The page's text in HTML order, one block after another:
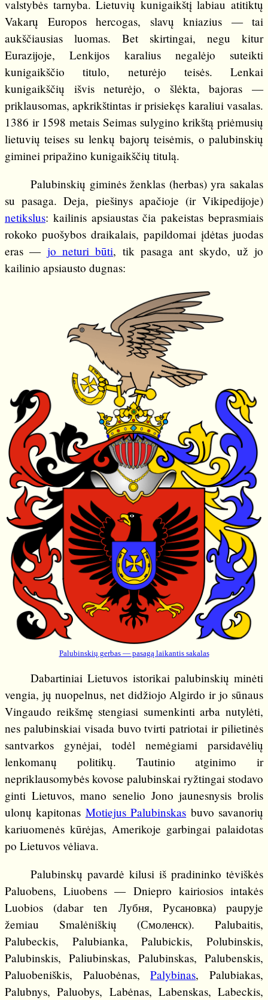
valstybės tarnyba. Lietuvių kunigaikštį labiau atitiktų
Vakarų Europos hercogas, slavų kniazius — tai
aukščiausias luomas. Bet skirtingai, negu kitur
Eurazijoje, Lenkijos karalius negalėjo suteikti
kunigaikščio titulo, neturėjo teisės. Lenkai
kunigaikščių išvis neturėjo, o šlėkta, bajoras —
priklausomas, apkrikštintas ir prisiekęs karaliui vasalas.
1386 ir 1598 metais Seimas sulygino krikštą priėmusių
lietuvių teises su lenkų bajorų teisėmis, o palubinskių
giminei pripažino kunigaikščių titulą.
Palubinskių giminės ženklas (herbas) yra sakalas
su pasaga. Deja, piešinys apačioje (ir Vikipedijoje)
netikslus: kailinis apsiaustas čia pakeistas beprasmiais
rokoko puošybos draikalais, papildomai įdėtas juodas
eras — jo neturi būti, tik pasaga ant skydo, už jo
kailinio apsiausto dugnas:
Palubinskių gerbas — pasagą laikantis sakalas
Dabartiniai Lietuvos istorikai palubinskių minėti
vengia, jų nuopelnus, net didžiojo Algirdo ir jo sūnaus
Vingaudo reikšmę stengiasi sumenkinti arba nutylėti,
nes palubinskiai visada buvo tvirti patriotai ir pilietinės
santvarkos gynėjai, todėl nemėgiami parsidavėlių
lenkomanų politikų. Tautinio atginimo ir
nepriklausomybės kovose palubinskai ryžtingai stodavo
ginti Lietuvos, mano senelio Jono jaunesnysis brolis
ulonų kapitonas Motiejus Palubinskas buvo savanorių
kariuomenės kūrėjas, Amerikoje garbingai palaidotas
po Lietuvos vėliava.
Palubinskų pavardė kilusi iš pradininko tėviškės
Paluobens, Liuobens — Dniepro kairiosios intakės
Luobios (dabar ten Лубня, Русановка) paupyje
žemiau Smalėniškių (Смоленск). Palubaitis,
Palubeckis, Palubianka, Palubickis, Polubinskis,
Palubinskis, Paliubinskas, Palubinskas, Palubenskis,
Paluobeniškis, Paluobėnas,Palybinas, Palubiakas,
Palubnys, Paluobys, Labėnas, Labenskas, Labeckis,